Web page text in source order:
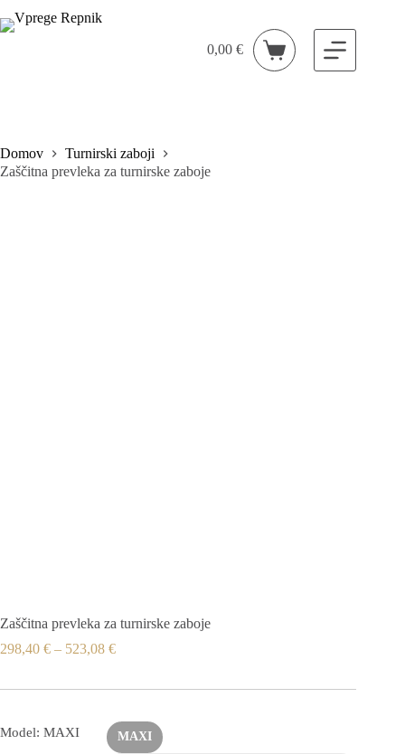
to
Shopping
0,00€
Domov
Turnirski zaboji
Zaščitna prevleka za turnirske zaboje
Zaščitna prevleka za turnirske zaboje
298,40 € – 523,08 €
Model: MAXI
MAXI